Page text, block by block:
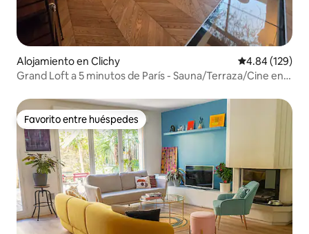
Alojamiento en Clichy Calificación
4.84 (129)
Grand Loft a 5 minutos de París - Sauna/Terraza/Cine en
Favorito entre huéspedes
Favorito entre huéspedes